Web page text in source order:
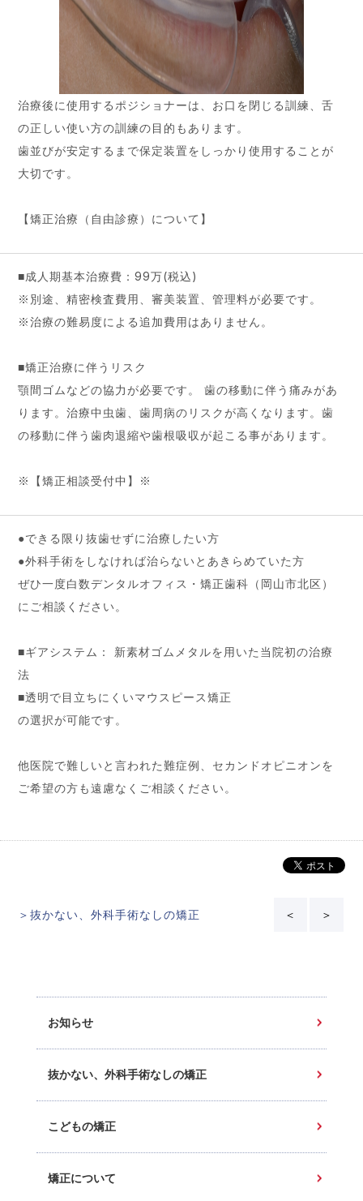
治療後に使用するポジショナーは、お口を閉じる訓練、舌
の正しい使い方の訓練の目的もあります。
歯並びが安定するまで保定装置をしっかり使用することが
大切です。
【矯正治療（自由診療）について】
■成人期基本治療費：99万(税込)
※別途、精密検査費用、審美装置、管理料が必要です。
※治療の難易度による追加費用はありません。
■矯正治療に伴うリスク
顎間ゴムなどの協力が必要です。 歯の移動に伴う痛みがあ
ります。治療中虫歯、歯周病のリスクが高くなります。歯
の移動に伴う歯肉退縮や歯根吸収が起こる事があります。
※【矯正相談受付中】※
●できる限り抜歯せずに治療したい方
●外科手術をしなければ治らないとあきらめていた方
ぜひ一度白数デンタルオフィス・矯正歯科（岡山市北区）
にご相談ください。
■ギアシステム： 新素材ゴムメタルを用いた当院初の治療
法
■透明で目立ちにくいマウスピース矯正
の選択が可能です。
他医院で難しいと言われた難症例、セカンドオピニオンを
ご希望の方も遠慮なくご相談ください。
＞抜かない、外科手術なしの矯正 ＜ ＞
お知らせ
抜かない、外科手術なしの矯正
こどもの矯正
矯正について